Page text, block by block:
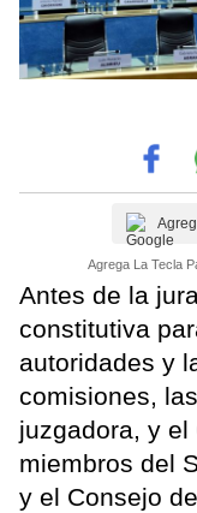
Agrega La Tecla
Antes de la
constitutiva
autoridades y
comisiones,
juzgadora, y
miembros del
y el Consejo